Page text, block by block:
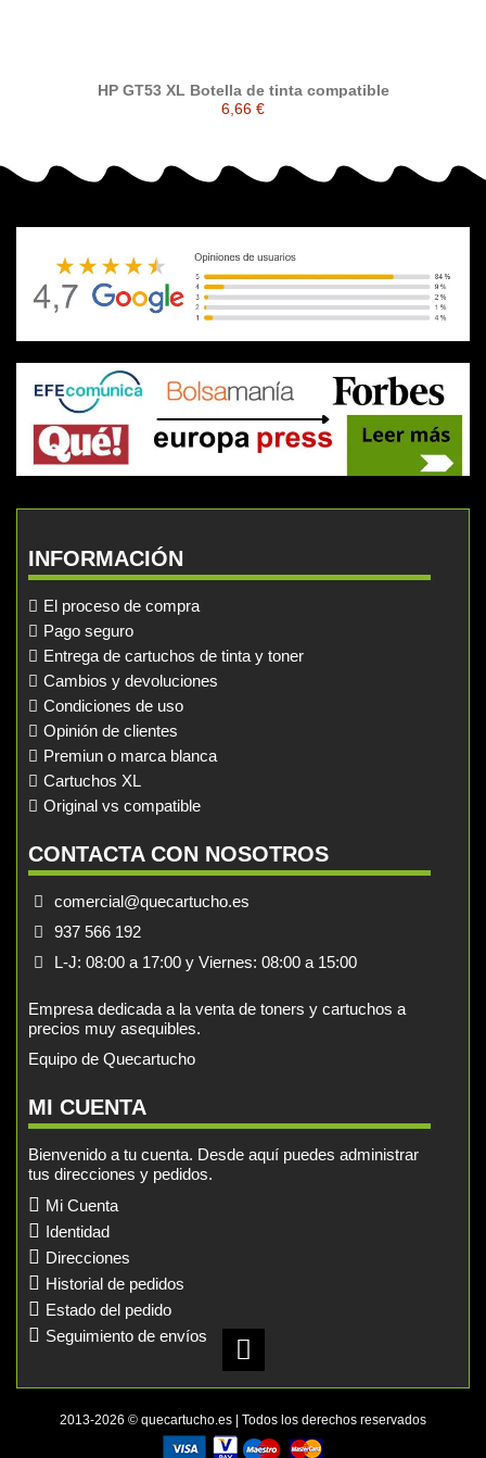
HP GT53 XL Botella de tinta compatible
6,66 €
INFORMACIÓN
El proceso de compra
Pago seguro
Entrega de cartuchos de tinta y toner
Cambios y devoluciones
Condiciones de uso
Opinión de clientes
Premiun o marca blanca
Cartuchos XL
Original vs compatible
CONTACTA CON NOSOTROS
comercial@quecartucho.es
937 566 192
L-J: 08:00 a 17:00 y Viernes: 08:00 a 15:00
Empresa dedicada a la venta de toners y cartuchos a
precios muy asequibles.
Equipo de Quecartucho
MI CUENTA
Bienvenido a tu cuenta. Desde aquí puedes administrar
tus direcciones y pedidos.
Mi Cuenta
Identidad
Direcciones
Historial de pedidos
Estado del pedido
Seguimiento de envíos
2013-2026 © quecartucho.es | Todos los derechos reservados